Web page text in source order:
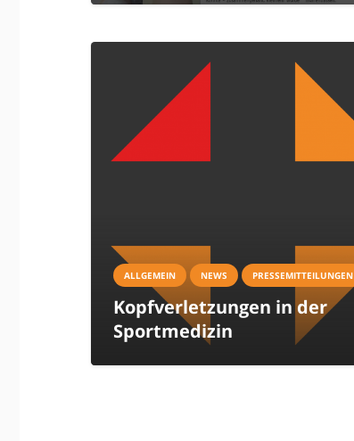
ALLGEMEIN NEWS PRESSEMITTEILUNGEN
Kopfverletzungen in der
Sportmedizin